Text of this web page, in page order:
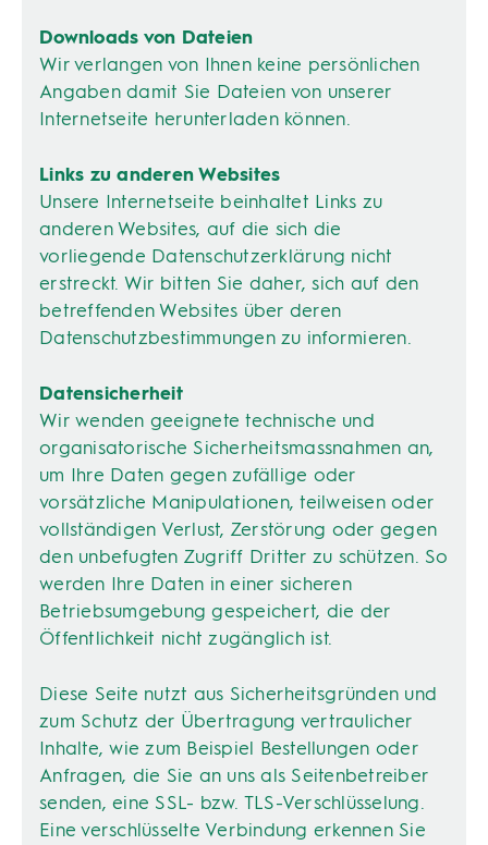
Downloads von Dateien
Wir verlangen von Ihnen keine persönlichen
Angaben damit Sie Dateien von unserer
Internetseite herunterladen können.
Links zu anderen Websites
Unsere Internetseite beinhaltet Links zu
anderen Websites, auf die sich die
vorliegende Datenschutzerklärung nicht
erstreckt. Wir bitten Sie daher, sich auf den
betreffenden Websites über deren
Datenschutzbestimmungen zu informieren.
Datensicherheit
Wir wenden geeignete technische und
organisatorische Sicherheitsmassnahmen an,
um Ihre Daten gegen zufällige oder
vorsätzliche Manipulationen, teilweisen oder
vollständigen Verlust, Zerstörung oder gegen
den unbefugten Zugriff Dritter zu schützen. So
werden Ihre Daten in einer sicheren
Betriebsumgebung gespeichert, die der
Öffentlichkeit nicht zugänglich ist.
Diese Seite nutzt aus Sicherheitsgründen und
zum Schutz der Übertragung vertraulicher
Inhalte, wie zum Beispiel Bestellungen oder
Anfragen, die Sie an uns als Seitenbetreiber
senden, eine SSL- bzw. TLS-Verschlüsselung.
Eine verschlüsselte Verbindung erkennen Sie